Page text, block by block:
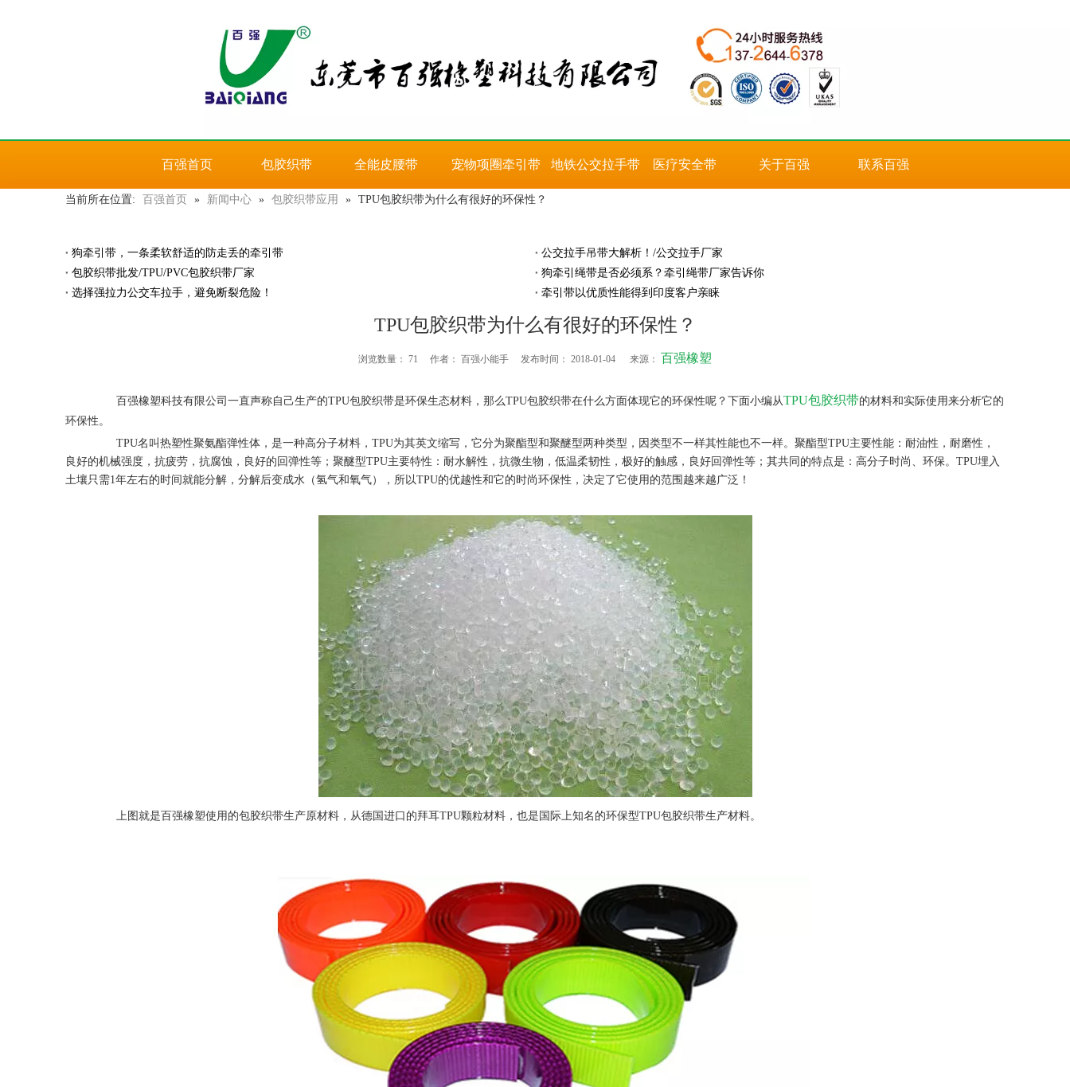
百强首页 包胶织带 全能皮腰带 宠物项圈牵引带 地铁公交拉手带 医疗安全带 关于百强 联系百强
当前所在位置: 百强首页 » 新闻中心 » 包胶织带应用 » TPU包胶织带为什么有很好的环保性？
狗牵引带，一条柔软舒适的防走丢的牵引带
公交拉手吊带大解析！/公交拉手厂家
包胶织带批发/TPU/PVC包胶织带厂家
狗牵引绳带是否必须系？牵引绳带厂家告诉你
选择强拉力公交车拉手，避免断裂危险！
牵引带以优质性能得到印度客户亲睐
TPU包胶织带为什么有很好的环保性？
浏览数量： 71 作者： 百强小能手 发布时间： 2018-01-04 来源： 百强橡塑
百强橡塑科技有限公司一直声称自己生产的TPU包胶织带是环保生态材料，那么TPU包胶织带在什么方面体现它的环保性呢？下面小编从TPU包胶织带的材料和实际使用来分析它的
环保性。
TPU名叫热塑性聚氨酯弹性体，是一种高分子材料，TPU为其英文缩写，它分为聚酯型和聚醚型两种类型，因类型不一样其性能也不一样。聚酯型TPU主要性能：耐油性，耐磨性，
良好的机械强度，抗疲劳，抗腐蚀，良好的回弹性等；聚醚型TPU主要特性：耐水解性，抗微生物，低温柔韧性，极好的触感，良好回弹性等；其共同的特点是：高分子时尚、环保。TPU埋入
土壤只需1年左右的时间就能分解，分解后变成水（氢气和氧气），所以TPU的优越性和它的时尚环保性，决定了它使用的范围越来越广泛！
上图就是百强橡塑使用的包胶织带生产原材料，从德国进口的拜耳TPU颗粒材料，也是国际上知名的环保型TPU包胶织带生产材料。